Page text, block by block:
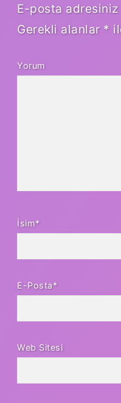
E-posta adresiniz
Gerekli alanlar *
Yorum
İsim*
E-Posta*
Web Sitesi